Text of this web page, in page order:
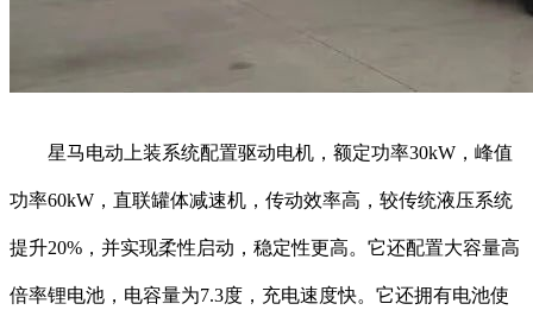
星马电动上装系统配置驱动电机，额定功率30kW，峰值
功率60kW，直联罐体减速机，传动效率高，较传统液压系统
提升20%，并实现柔性启动，稳定性更高。它还配置大容量高
倍率锂电池，电容量为7.3度，充电速度快。它还拥有电池使